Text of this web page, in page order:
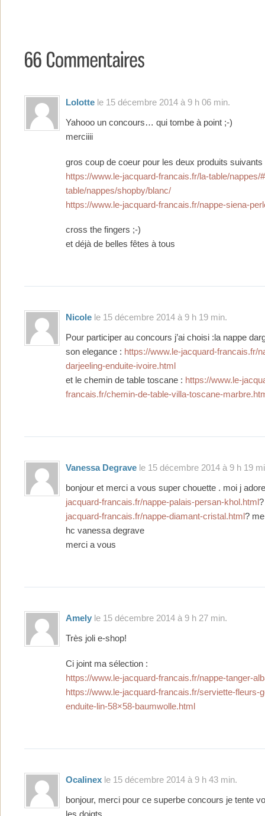
Lolotte le 15 décembre 2014 à 9 h 06 min.
Yahooo un concours… qui tombe à point ;-)
merciiii
gros coup de coeur pour les deux produits suivants
https://www.le-jacquard-francais.fr/la-table/nappes/
table/nappes/shopby/blanc/
https://www.le-jacquard-francais.fr/nappe-siena-
cross the fingers ;-)
et déjà de belles fêtes à tous
Nicole le 15 décembre 2014 à 9 h 19 min.
Pour participer au concours j’ai choisi :la nappe
son elegance : https://www.le-jacquard-francais.fr/
darjeeling-enduite-ivoire.html
et le chemin de table toscane : https://www.le-
francais.fr/chemin-de-table-villa-toscane-
Vanessa Degrave le 15 décembre 2014 à 9 h 19
bonjour et merci a vous super chouette . moi j
jacquard-francais.fr/nappe-palais-persan-khol.html
jacquard-francais.fr/nappe-diamant-cristal.html ?
hc vanessa degrave
merci a vous
Amely le 15 décembre 2014 à 9 h 27 min.
Très joli e-shop!
Ci joint ma sélection :
https://www.le-jacquard-francais.fr/nappe-tanger-
https://www.le-jacquard-francais.fr/serviette-fleurs-
enduite-lin-58×58-baumwolle.html
Ocalinex le 15 décembre 2014 à 9 h 43 min.
bonjour, merci pour ce superbe concours je tente
les doigts